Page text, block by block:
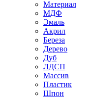
Материал
МДФ
Эмаль
Акрил
Береза
Дерево
Дуб
ЛДСП
Массив
Пластик
Шпон